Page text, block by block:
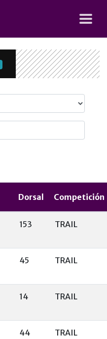
Dorsal Competición
153 TRAIL
45 TRAIL
14 TRAIL
44 TRAIL